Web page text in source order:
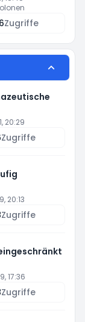
Zugriffe
20:29
Zugriffe
20:13
Zugriffe
17:36
Zugriffe